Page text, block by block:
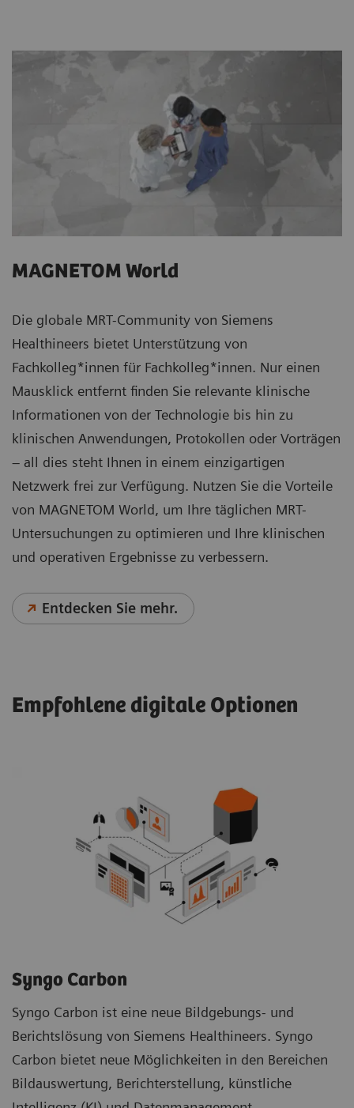
MAGNETOM World
Die globale MRT-Community von Siemens
Healthineers bietet Unterstützung von
Fachkolleg*innen für Fachkolleg*innen. Nur einen
Mausklick entfernt finden Sie relevante klinische
Informationen von der Technologie bis hin zu
klinischen Anwendungen, Protokollen oder Vorträgen
– all dies steht Ihnen in einem einzigartigen
Netzwerk frei zur Verfügung. Nutzen Sie die Vorteile
von MAGNETOM World, um Ihre täglichen MRT-
Untersuchungen zu optimieren und Ihre klinischen
und operativen Ergebnisse zu verbessern.
Entdecken Sie mehr.
Empfohlene digitale Optionen
Syngo Carbon
Syngo Carbon ist eine neue Bildgebungs- und
Berichtslösung von Siemens Healthineers. Syngo
Carbon bietet neue Möglichkeiten in den Bereichen
Bildauswertung, Berichterstellung, künstliche